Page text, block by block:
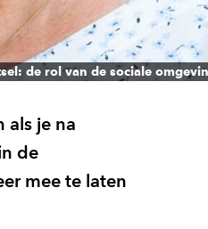
de rol van de sociale
als je na
de
mee te laten